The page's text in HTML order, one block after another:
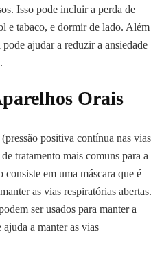
Isso pode incluir a perda de
e tabaco, e dormir de lado. Além
ajudar a reduzir a ansiedade
Orais
positiva contínua nas vias
tratamento mais comuns para a
em uma máscara que é
as vias respiratórias abertas.
ser usados para manter a
a manter as vias